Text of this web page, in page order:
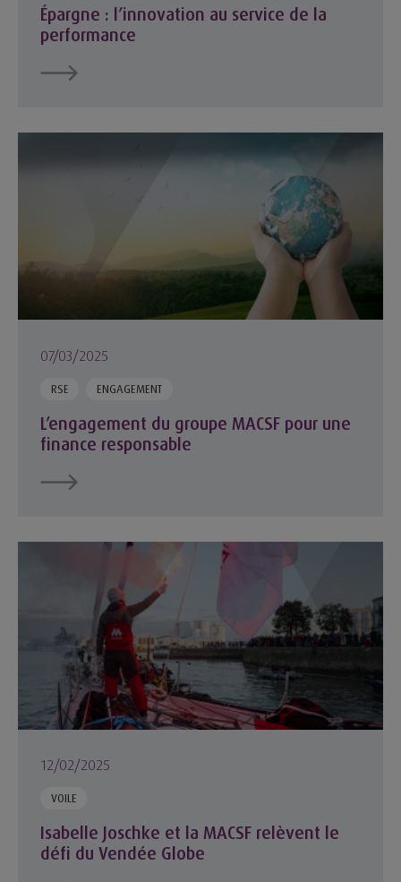
Épargne : l’innovation au service de la
performance
07/03/2025
RSE ENGAGEMENT
L’engagement du groupe MACSF pour une
finance responsable
Isabelle Joschke et la MACSF relèvent le défi du Vendée
12/02/2025
VOILE
Isabelle Joschke et la MACSF relèvent le
défi du Vendée Globe